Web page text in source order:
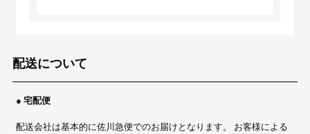
配送について
● 宅配便
配送会社は基本的に佐川急便でのお届けとなります。 お客様による